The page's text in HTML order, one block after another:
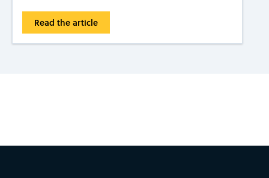
Read the article
Subscribe to CAS Insights